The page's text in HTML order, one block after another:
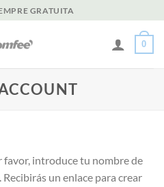
GRATUITA
0
favor, introduce tu nombre de
un enlace para crear